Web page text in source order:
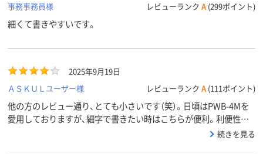
事務事務員様
レビューランク A (299ポイント)
細くて書きやすいです。
2025年9月19日
ＡＳＫＵＬユーザー様
レビューランク A (111ポイント)
他の方のレビュー通り、とても小さいです（笑）。日頃はPWB-4Mを
愛用しておりますが、細字で書きたい時はこちらが便利。利便性よ
続きを見る